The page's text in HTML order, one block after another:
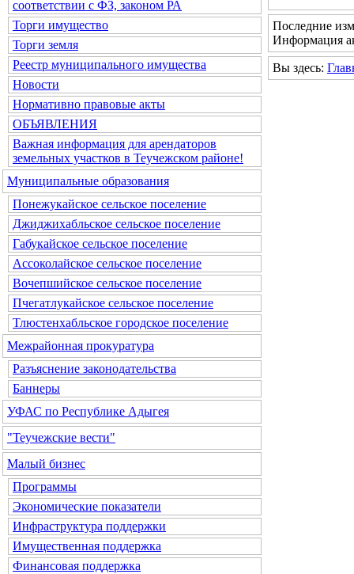
соответствии с ФЗ, законом РА
Торги имущество
Торги земля
Реестр муниципального имущества
Новости
Нормативно правовые акты
ОБЪЯВЛЕНИЯ
Важная информация для арендаторов
земельных участков в Теучежском районе!
Муниципальные образования
Понежукайское сельское поселение
Джиджихабльское сельское поселение
Габукайское сельское поселение
Ассоколайское сельское поселение
Вочепшийское сельское поселение
Пчегатлукайское сельское поселение
Тлюстенхабльское городское поселение
Межрайонная прокуратура
Разъяснение законодательства
Баннеры
УФАС по Республике Адыгея
"Теучежские вести"
Малый бизнес
Программы
Экономические показатели
Инфраструктура поддержки
Имущественная поддержка
Финансовая поддержка
Последние
Информация
Вы здесь: